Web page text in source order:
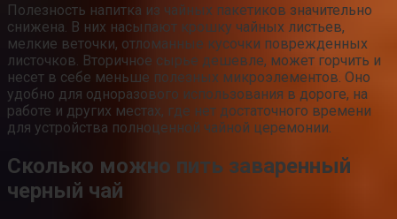
Полезность напитка из чайных пакетиков значительно
снижена. В них насыпают крошку чайных листьев,
мелкие веточки, отломанные кусочки поврежденных
листочков. Вторичное сырье дешевле, может горчить и
несет в себе меньше полезных микроэлементов. Оно
удобно для одноразового использования в дороге, на
работе и других местах, где нет достаточного времени
для устройства полноценной чайной церемонии.
Сколько можно пить заваренный
черный чай